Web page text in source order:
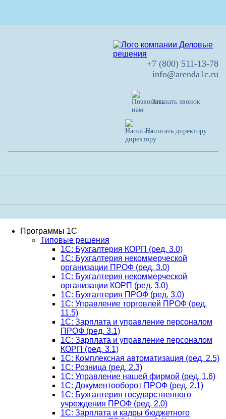
+7 (800) 511-13-78
info@arenda1c.ru
Заказать звонок
Написать директору
Программы 1С
Типовые решения
1C: Бухгалтерия КОРП (ред. 3.0)
1С: Бухгалтерия некоммерческой
организации ПРОФ (ред. 3.0)
1С: Бухгалтерия некоммерческой
организации КОРП (ред. 3.0)
1C: Бухгалтерия ПРОФ (ред. 3.0)
1C: Управление торговлей ПРОФ (ред.
11.5)
1C: Зарплата и управление персоналом
ПРОФ (ред. 3.1)
1C: Зарплата и управление персоналом
КОРП (ред. 3.1)
1C: Комплексная автоматизация (ред. 2.5)
1С: Розница (ред. 2.3)
1С: Управление нашей фирмой (ред. 1.6)
1С: Документооборот ПРОФ (ред. 2.1)
1C: Бухгалтерия государственного
учреждения ПРОФ (ред. 2.0)
1C: Зарплата и кадры бюджетного